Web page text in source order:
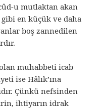
u mutlaktan akan
en küçük ve daha
boş zannedilen
muhabbeti icab
ise Hâlık’ına
Çünkü nefsinden
ihtiyarın idrak